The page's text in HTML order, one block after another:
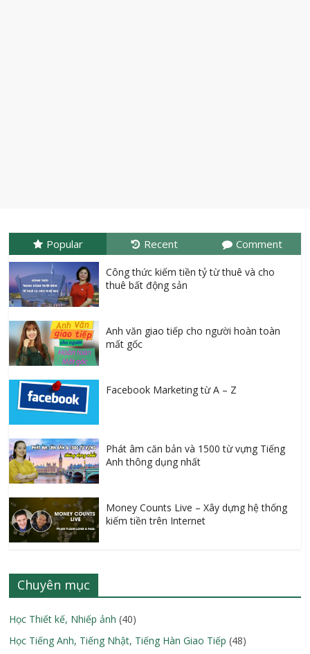
Popular Recent Comment
Công thức kiếm tiền tỷ từ thuê và cho
thuê bất động sản
Anh văn giao tiếp cho người hoàn toàn
mất gốc
Facebook Marketing từ A – Z
Phát âm căn bản và 1500 từ vựng Tiếng
Anh thông dụng nhất
Money Counts Live – Xây dựng hệ thống
kiếm tiền trên Internet
Chuyên mục
Học Thiết kế, Nhiếp ảnh (40)
Học Tiếng Anh, Tiếng Nhật, Tiếng Hàn Giao Tiếp (48)